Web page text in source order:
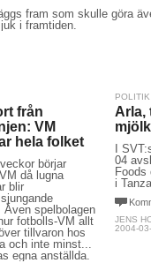
fram som skulle göra
i framtiden.
från
VM
hela folket
börjar
då lugna
blir
Även spelbolagen
fotbolls-VM allt
tillvaron hos
och inte minst...
egna anställda.
Arla,
I
04
Foods
i
JENS
2004-